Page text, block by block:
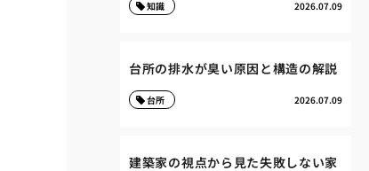
2026.07.09
知識
台所の排水が臭い原因と構造の解説
2026.07.09
台所
建築家の視点から見た失敗しない家